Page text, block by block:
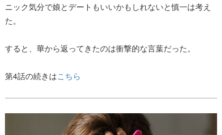
ニック気分で娘とデートもいいかもしれないと慎一は考え
た。
すると、華から返ってきたのは衝撃的な言葉だった。
第4話の続きはこちら